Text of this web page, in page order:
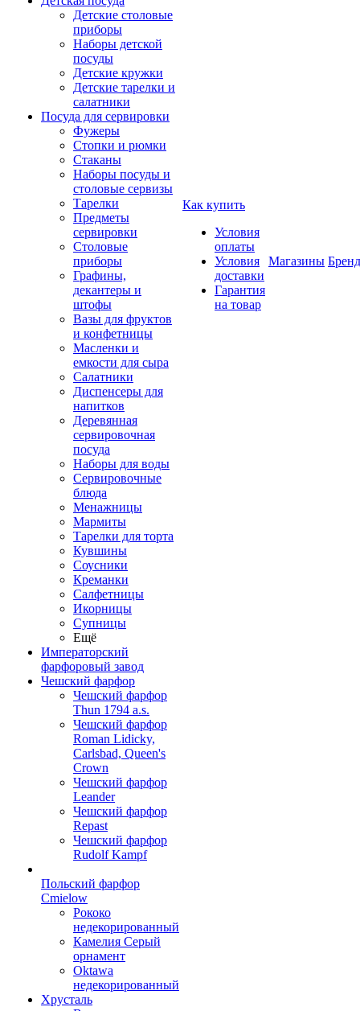
Детские столовые
приборы
Наборы детской
посуды
Детские кружки
Детские тарелки и
салатники
Посуда для сервировки
Фужеры
Стопки и рюмки
Стаканы
Наборы посуды и
столовые сервизы
Тарелки
Предметы
сервировки
Столовые
приборы
Графины,
декантеры и
штофы
Вазы для фруктов
и конфетницы
Масленки и
емкости для сыра
Салатники
Диспенсеры для
напитков
Деревянная
сервировочная
посуда
Наборы для воды
Сервировочные
блюда
Менажницы
Мармиты
Тарелки для торта
Кувшины
Соусники
Креманки
Салфетницы
Икорницы
Супницы
Ещё
Императорский
фарфоровый завод
Чешский фарфор
Чешский фарфор
Thun 1794 a.s.
Чешский фарфор
Roman Lidicky,
Carlsbad, Queen's
Crown
Чешский фарфор
Leander
Чешский фарфор
Repast
Чешский фарфор
Rudolf Kampf
Польский фарфор
Сmielow
Рококо
недекорированный
Камелия Серый
орнамент
Oktawa
недекорированный
Хрусталь
Как купить
Условия
оплаты
Условия
доставки
Гарантия
на товар
Магазины